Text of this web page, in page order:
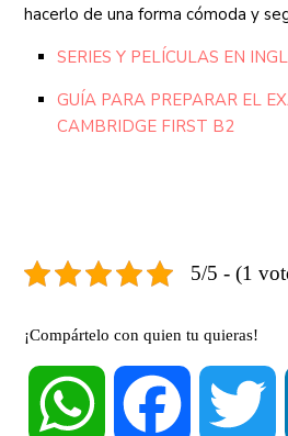
hacerlo de una forma cómoda y
SERIES Y PELÍCULAS EN
GUÍA PARA PREPARAR EL
CAMBRIDGE FIRST B2
5/5 - (1
¡Compártelo con quien tu quieras!
WhatsApp Facebook